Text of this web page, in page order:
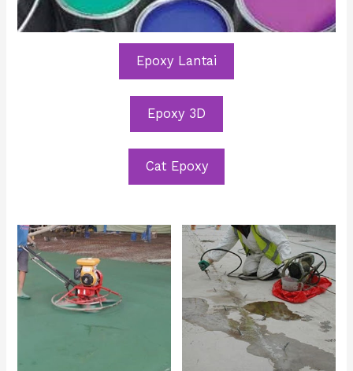
Epoxy Lantai
Epoxy 3D
Cat Epoxy